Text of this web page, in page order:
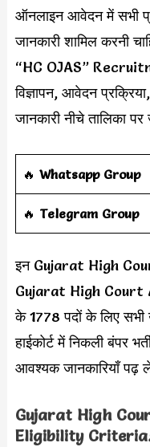
ऑनलाइन आवेदन में सभी
जानकारी शामिल करनी
“HC OJAS”
विज्ञापन, आवेदन
जानकारी नीचे तालिका
‎️‍🔥 Whatsapp Group
‎️‍🔥 Telegram Group
इन Gujarat High
Gujarat High Court
के 1778 पदों के लिए सभी
हाईकोर्ट में निकली बंपर
आवश्यक जानकारियाँ पढ़
Gujarat High
Eligibility Criteria